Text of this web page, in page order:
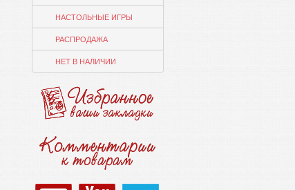
НАСТОЛЬНЫЕ ИГРЫ
РАСПРОДАЖА
НЕТ В НАЛИЧИИ